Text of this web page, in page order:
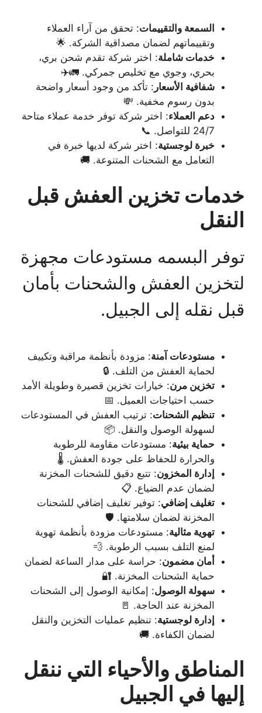
السمعة والتقييمات: تحقق من آراء العملاء
وتقييماتهم لضمان مصداقية الشركة. 🌟
خدمات شاملة: اختر شركة تقدم شحن بري،
بحري، وجوي مع تخليص جمركي. 🚛✈️
شفافية الأسعار : تأكد من وجود أسعار واضحة
بدون رسوم مخفية. 💸
دعم العملاء: اختر شركة توفر خدمة عملاء متاحة
24/7 للتواصل. 📞
خبرة لوجستية: اختر شركة لديها خبرة في
التعامل مع الشحنات المتنوعة. 🚚
خدمات تخزين العفش قبل
النقل
توفر البسمه مستودعات مجهزة
لتخزين العفش والشحنات بأمان
قبل نقله إلى الجبيل.
مستودعات آمنة: مزودة بأنظمة مراقبة وتكييف
لحماية العفش من التلف. 🔒
تخزين مرن: خيارات تخزين قصيرة وطويلة الأمد
حسب احتياجات العميل. 📅
تنظيم الشحنات: ترتيب العفش في المستودعات
لسهولة الوصول والنقل. 📦
حماية بيئية: مستودعات مقاومة للرطوبة
والحرارة للحفاظ على جودة العفش. 🌡️
إدارة المخزون: تتبع دقيق للشحنات المخزنة
لضمان عدم الضياع. 📋
تغليف إضافي: توفير تغليف إضافي للشحنات
المخزنة لضمان سلامتها. 🛡️
تهوية مثالية: مستودعات مزودة بأنظمة تهوية
لمنع التلف بسبب الرطوبة. 💨
أمان مضمون: حراسة على مدار الساعة لضمان
حماية الشحنات المخزنة. 🔐
سهولة الوصول: إمكانية الوصول إلى الشحنات
المخزنة عند الحاجة. 🚪
إدارة لوجستية: تنظيم عمليات التخزين والنقل
لضمان الكفاءة. 🚚
المناطق والأحياء التي ننقل
إليها في الجبيل